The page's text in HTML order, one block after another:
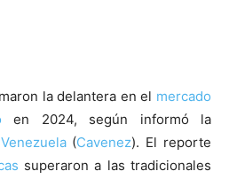
la delantera en el mercado
en 2024, según informó la
Venezuela(Cavenez). El reporte
superaron a las tradicionales